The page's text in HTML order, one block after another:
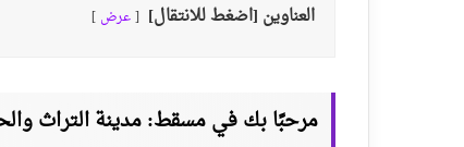
العناوين [اضغط للانتقال] عرض
مرحبًا بك في مسقط: مدينة التراث